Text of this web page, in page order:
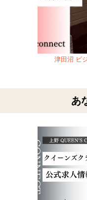
津田沼 ビ
あ